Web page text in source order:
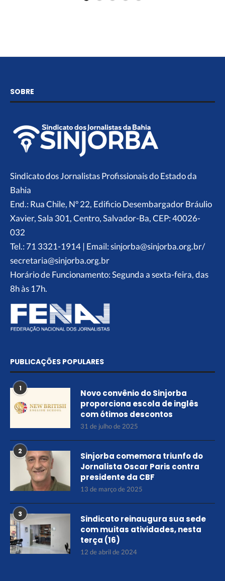
SOBRE
Sindicato dos Jornalistas Profissionais do Estado da
Bahia
End.: Rua Chile, Nº 22, Edificio Desembargador Bráulio
Xavier, Sala 301, Centro, Salvador-Ba, CEP: 40026-
032
Tel.: 71 3321-1914 | Email: sinjorba@sinjorba.org.br/
secretaria@sinjorba.org.br
Horário de Funcionamento: Segunda a sexta-feira, das
8h às 17h.
PUBLICAÇÕES POPULARES
1
Novo convênio do Sinjorba
proporciona escola de inglês
com ótimos descontos
31 de julho de 2025
2
Sinjorba comemora triunfo do
Jornalista Oscar Paris contra
presidente da CBF
13 de março de 2025
3
Sindicato reinaugura sua sede
com muitas atividades, nesta
terça (16)
12 de abril de 2024